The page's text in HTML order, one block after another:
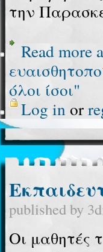
την
Read more
όλοι ίσοι"
Log in or
published by
Οι μαθητές